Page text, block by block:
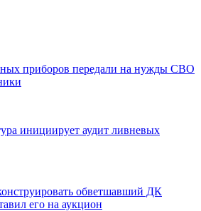
приборов передали на нужды СВО
инициирует аудит ливневых
обветшавший ДК
его на аукцион